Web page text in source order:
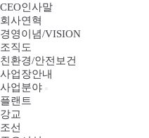
CEO인사말
회사연혁
경영이념/VISION
조직도
친환경/안전보건
사업장안내
사업분야
플랜트
강교
조선